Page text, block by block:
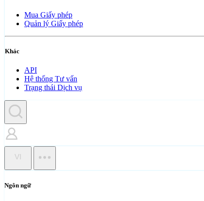
Mua Giấy phép
Quản lý Giấy phép
Khác
API
Hệ thống Tư vấn
Trạng thái Dịch vụ
VI
Ngôn ngữ